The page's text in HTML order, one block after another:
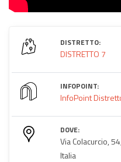
DISTRETTO:
DISTRETTO 7
INFOPOINT:
InfoPoint
DOVE:
Via Colacurcio,
Italia